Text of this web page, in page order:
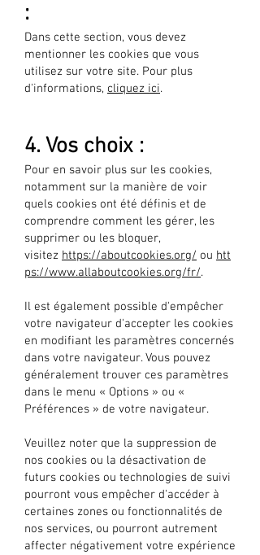
:
Dans cette section, vous devez
mentionner les cookies que vous
utilisez sur votre site. Pour plus
d'informations, cliquez ici.
4. Vos choix :
Pour en savoir plus sur les cookies,
notamment sur la manière de voir
quels cookies ont été définis et de
comprendre comment les gérer, les
supprimer ou les bloquer,
visitez https://aboutcookies.org/ ou htt
ps://www.allaboutcookies.org/fr/.
Il est également possible d'empêcher
votre navigateur d'accepter les cookies
en modifiant les paramètres concernés
dans votre navigateur. Vous pouvez
généralement trouver ces paramètres
dans le menu « Options » ou «
Préférences » de votre navigateur.
Veuillez noter que la suppression de
nos cookies ou la désactivation de
futurs cookies ou technologies de suivi
pourront vous empêcher d'accéder à
certaines zones ou fonctionnalités de
nos services, ou pourront autrement
affecter négativement votre expérience